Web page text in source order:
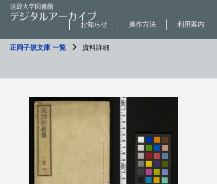
利用案内
操作方法
お知らせ
正岡子規文庫 一覧 資料詳細